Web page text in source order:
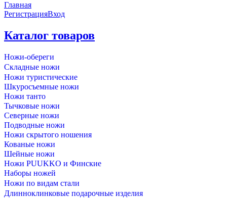
Главная
РегистрацияВход
Каталог товаров
Ножи-обереги
Складные ножи
Ножи туристические
Шкуросъемные ножи
Ножи танто
Тычковые ножи
Северные ножи
Подводные ножи
Ножи скрытого ношения
Кованые ножи
Шейные ножи
Ножи PUUKKO и Финские
Наборы ножей
Ножи по видам стали
Длинноклинковые подарочные изделия